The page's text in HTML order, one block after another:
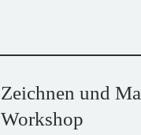
Zeichnen und
Workshop